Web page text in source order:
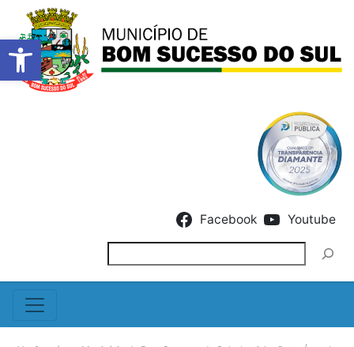
Barra de Ferramentas
Facebook Youtube